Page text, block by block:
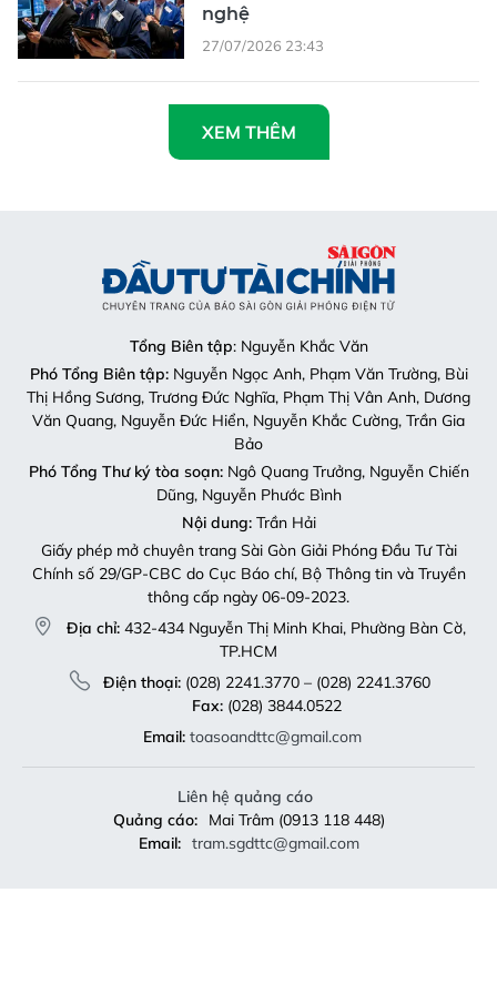
nghệ
27/07/2026 23:43
XEM THÊM
Tổng Biên tập: Nguyễn Khắc Văn
Phó Tổng Biên tập:Nguyễn Ngọc Anh, Phạm Văn Trường, Bùi
Thị Hồng Sương, Trương Đức Nghĩa, Phạm Thị Vân Anh, Dương
Văn Quang, Nguyễn Đức Hiển, Nguyễn Khắc Cường, Trần Gia
Bảo
Phó Tổng Thư ký tòa soạn:Ngô Quang Trưởng, Nguyễn Chiến
Dũng, Nguyễn Phước Bình
Nội dung:Trần Hải
Giấy phép mở chuyên trang Sài Gòn Giải Phóng Đầu Tư Tài
Chính số 29/GP-CBC do Cục Báo chí, Bộ Thông tin và Truyền
thông cấp ngày 06-09-2023.
Địa chỉ: 432-434 Nguyễn Thị Minh Khai, Phường Bàn Cờ,
TP.HCM
Điện thoại:(028) 2241.3770 – (028) 2241.3760
Fax:(028) 3844.0522
Email: toasoandttc@gmail.com
Liên hệ quảng cáo
Quảng cáo:
Mai Trâm (0913 118 448)
Email: tram.sgdttc@gmail.com